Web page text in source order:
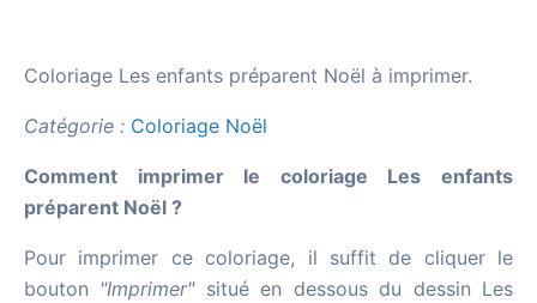
Coloriage Les enfants préparent Noël à imprimer.
Catégorie : Coloriage Noël
Comment imprimer le coloriage Les enfants
préparent Noël ?
Pour imprimer ce coloriage, il suffit de cliquer le
bouton "Imprimer"situé en dessous du dessin Les